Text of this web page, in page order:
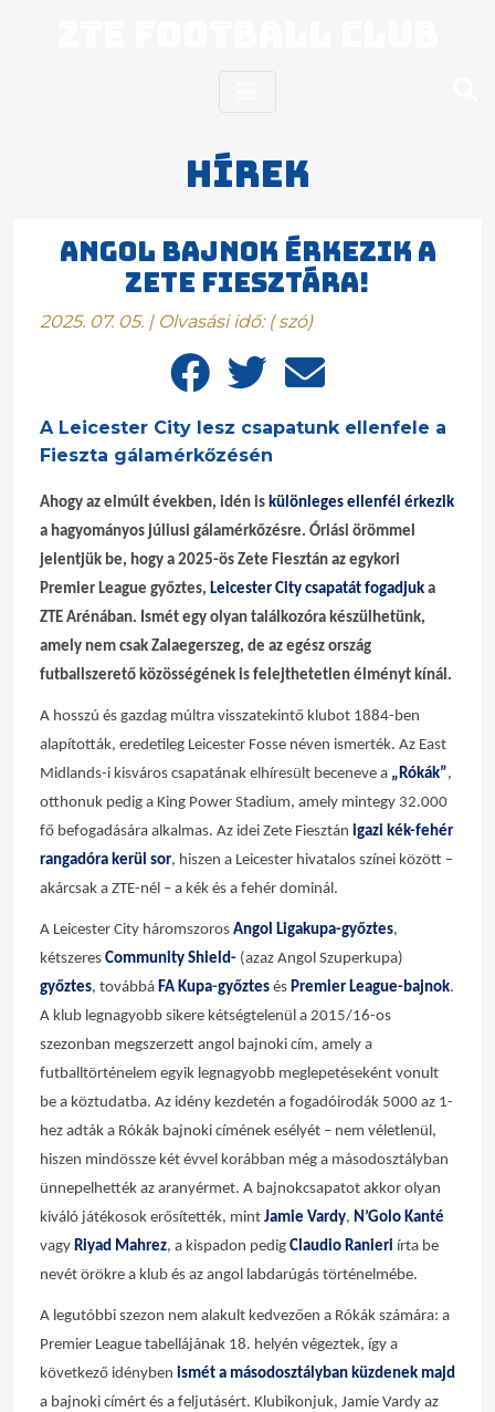
Hírek
ANGOL BAJNOK ÉRKEZIK A
ZETE FIESZTÁRA!
2025. 07. 05. | Olvasási idő: (szó)
A Leicester City lesz csapatunk ellenfele a
Fieszta gálamérkőzésén
Ahogy az elmúlt években, idén is különleges ellenfél érkezik
a hagyományos júliusi gálamérkőzésre. Óriási örömmel
jelentjük be, hogy a 2025-ös Zete Fiesztán az egykori
Premier League győztes, Leicester City csapatát fogadjuk a
ZTE Arénában. Ismét egy olyan találkozóra készülhetünk,
amely nem csak Zalaegerszeg, de az egész ország
futballszerető közösségének is felejthetetlen élményt kínál.
A hosszú és gazdag múltra visszatekintő klubot 1884-ben
alapították, eredetileg Leicester Fosse néven ismerték. Az East
Midlands-i kisváros csapatának elhíresült beceneve a „Rókák”,
otthonuk pedig a King Power Stadium, amely mintegy 32.000
fő befogadására alkalmas. Az idei Zete Fiesztán igazi kék-fehér
rangadóra kerül sor, hiszen a Leicester hivatalos színei között –
akárcsak a ZTE-nél – a kék és a fehér dominál.
A Leicester City háromszoros Angol Ligakupa-győztes,
kétszeres Community Shield- (azaz Angol Szuperkupa)
győztes, továbbá FA Kupa-győztes és Premier League-bajnok.
A klub legnagyobb sikere kétségtelenül a 2015/16-os
szezonban megszerzett angol bajnoki cím, amely a
futballtörténelem egyik legnagyobb meglepetéseként vonult
be a köztudatba. Az idény kezdetén a fogadóirodák 5000 az 1-
hez adták a Rókák bajnoki címének esélyét – nem véletlenül,
hiszen mindössze két évvel korábban még a másodosztályban
ünnepelhették az aranyérmet. A bajnokcsapatot akkor olyan
kiváló játékosok erősítették, mint Jamie Vardy, N’Golo Kanté
vagy Riyad Mahrez, a kispadon pedig Claudio Ranieri írta be
nevét örökre a klub és az angol labdarúgás történelmébe.
A legutóbbi szezon nem alakult kedvezően a Rókák számára: a
Premier League tabellájának 18. helyén végeztek, így a
következő idényben ismét a másodosztályban küzdenek majd
a bajnoki címért és a feljutásért. Klubikonjuk, Jamie Vardy az